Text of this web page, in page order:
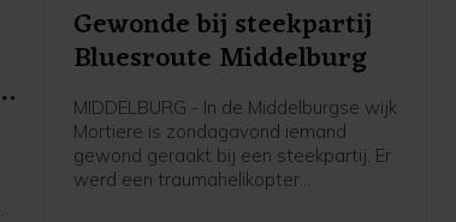
Gewonde bij steekpartij
Bluesroute Middelburg
MIDDELBURG - In de Middelburgse wijk
Mortiere is zondagavond iemand
gewond geraakt bij een steekpartij. Er
werd een traumahelikopter